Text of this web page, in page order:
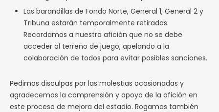
Las barandillas de Fondo Norte, General 1, General 2 y
Tribuna estarán temporalmente retiradas.
Recordamos a nuestra afición que no se debe
acceder al terreno de juego, apelando a la
colaboración de todos para evitar posibles sanciones.
Pedimos disculpas por las molestias ocasionadas y
agradecemos la comprensión y apoyo de la afición en
este proceso de mejora del estadio. Rogamos también